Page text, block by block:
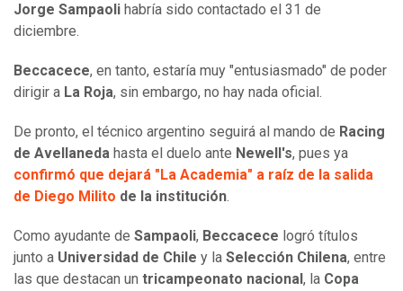
Jorge Sampaoli habría sido contactado el 31 de
diciembre.
Beccacece, en tanto, estaría muy "entusiasmado" de poder
dirigir a La Roja, sin embargo, no hay nada oficial.
De pronto, el técnico argentino seguirá al mando de Racing
de Avellaneda hasta el duelo ante Newell's, pues ya
confirmó que dejará "La Academia" a raíz de la salida
de Diego Milito de la institución.
Como ayudante de Sampaoli, Beccacece logró títulos
junto a Universidad de Chile y la Selección Chilena, entre
las que destacan un tricampeonato nacional , la Copa